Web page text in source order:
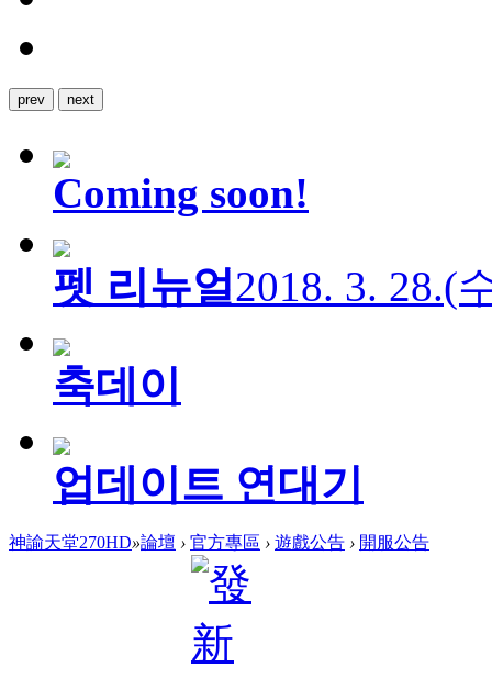
prev next
Coming soon!
펫 리뉴얼2018. 3. 28.(
축데이
업데이트 연대기
神諭天堂270HD»論壇 › 官方專區 › 遊戲公告 › 開服公告